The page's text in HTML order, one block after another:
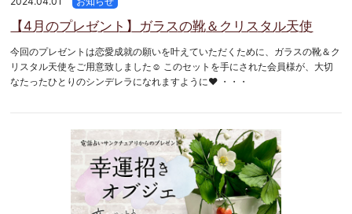
【4月のプレゼント】ガラスの靴＆クリスタル天使
今回のプレゼントは恋愛成就の願いを叶えていただくために、ガラスの靴＆ク
リスタル天使をご用意致しました☺ このセットを手にされた会員様が、大切
なたったひとりのシンデレラになれますように❤ ・・・